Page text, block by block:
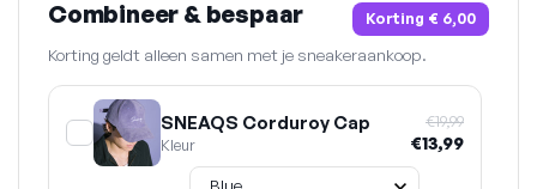
Combineer & bespaar Korting € 6,00
Korting geldt alleen samen met je sneakeraankoop.
SNEAQS Corduroy Cap
Kleur
€19,99
€13,99